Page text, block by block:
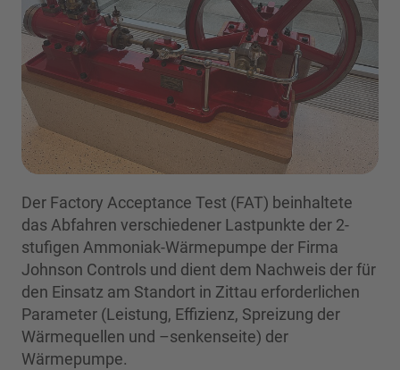
Der Factory Acceptance Test (FAT) beinhaltete
das Abfahren verschiedener Lastpunkte der 2-
stufigen Ammoniak-Wärmepumpe der Firma
Johnson Controls und dient dem Nachweis der für
den Einsatz am Standort in Zittau erforderlichen
Parameter (Leistung, Effizienz, Spreizung der
Wärmequellen und –senkenseite) der
Wärmepumpe.